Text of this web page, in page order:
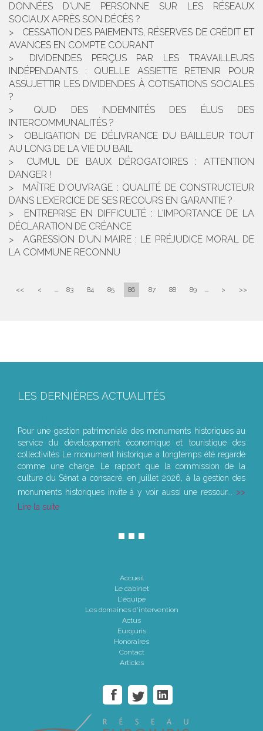
DONNÉES D'UNE PERSONNE SUR LES RÉSEAUX
SOCIAUX APRÈS SON DÉCÈS ?
CESSATION DES PAIEMENTS, RÉSERVES DE CRÉDIT ET
AVANCES EN COMPTE COURANT
DIVIDENDES PERÇUS PAR LES TRAVAILLEURS
INDÉPENDANTS : QUELLE ASSIETTE RETENIR POUR
ASSUJETTIR LES DIVIDENDES À COTISATIONS SOCIALES
?
QUID DES INDEMNITÉS DES ÉLUS DES
INTERCOMMUNALITÉS ?
OBLIGATION DE DÉLIVRANCE DU BAILLEUR TOUT
AU LONG DE LA VIE DU BAIL
CUMUL DE BAUX DÉROGATOIRES : ATTENTION
DANGER !
MAÎTRE D'OUVRAGE : QUALITÉ DE CONSTRUCTEUR
DANS L'EXERCICE DE SES RECOURS EN GARANTIE ?
ENTREPRISE EN DIFFICULTÉ : L'IMPORTANCE DE LA
DÉCLARATION DE CRÉANCE
AGRESSION D'UN MAIRE : LE PRÉJUDICE MORAL DE
LA COMMUNE RECONNU
<< < ... 83 84 85 86 87 88 89 ... > >>
LES DERNIÈRES ACTUALITÉS
Pour une gestion patrimoniale des monuments historiques au
service du développement économique et touristique des
collectivités Le monument historique a longtemps été regardé
comme une charge. Le rapport que la commission de la
culture du Sénat a consacré, en juillet 2026, à la gestion des
monuments historiques invite à y voir aussi une ressour...
Lire la suite
Accueil
Le cabinet
L'équipe
Les domaines d'intervention
Actus
Eurojuris
Honoraires
Contact
Articles